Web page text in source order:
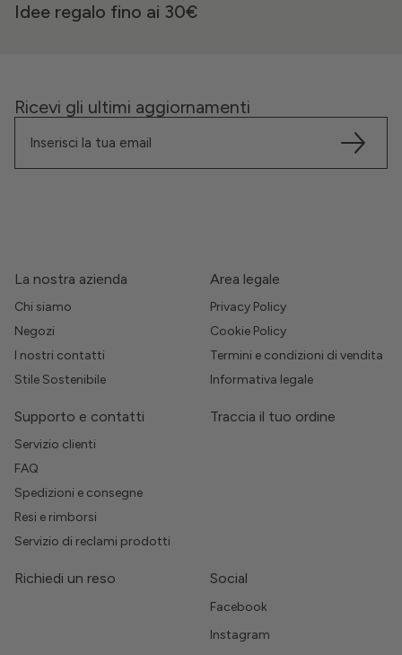
Idee regalo fino ai 30€
Ricevi gli ultimi aggiornamenti
La nostra azienda
Chi siamo
Negozi
I nostri contatti
Stile Sostenibile
Area legale
Privacy Policy
Cookie Policy
Termini e condizioni di vendita
Informativa legale
Supporto e contatti
Servizio clienti
FAQ
Spedizioni e consegne
Resi e rimborsi
Servizio di reclami prodotti
Traccia il tuo ordine
Richiedi un reso Social
Facebook
Instagram